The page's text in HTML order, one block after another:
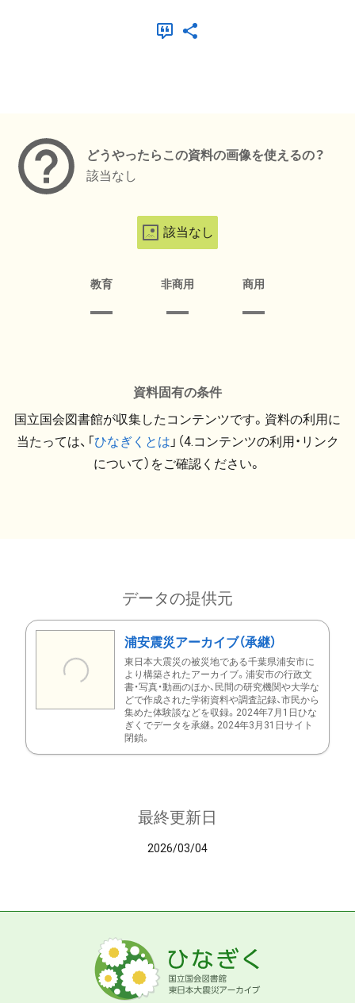
どうやったらこの資料の画像を使えるの？
該当なし
該当なし
教育 非商用 商用
資料固有の条件
国立国会図書館が収集したコンテンツです。資料の利用に
当たっては、「ひなぎくとは 」（4.コンテンツの利用・リンク
について）をご確認ください。
データの提供元
浦安震災アーカイブ（承継）
東日本大震災の被災地である千葉県浦安市に
より構築されたアーカイブ。浦安市の行政文
書・写真・動画のほか、民間の研究機関や大学な
どで作成された学術資料や調査記録、市民から
集めた体験談などを収録。2024年7月1日ひな
ぎくでデータを承継。2024年3月31日サイト
閉鎖。
最終更新日
2026/03/04